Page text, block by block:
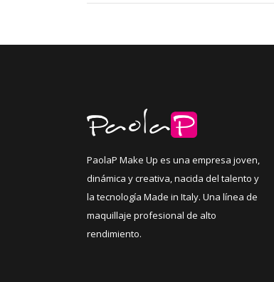
PaolaP Make Up es una empresa joven,
dinámica y creativa, nacida del talento y
la tecnología Made in Italy. Una línea de
maquillaje profesional de alto
rendimiento.